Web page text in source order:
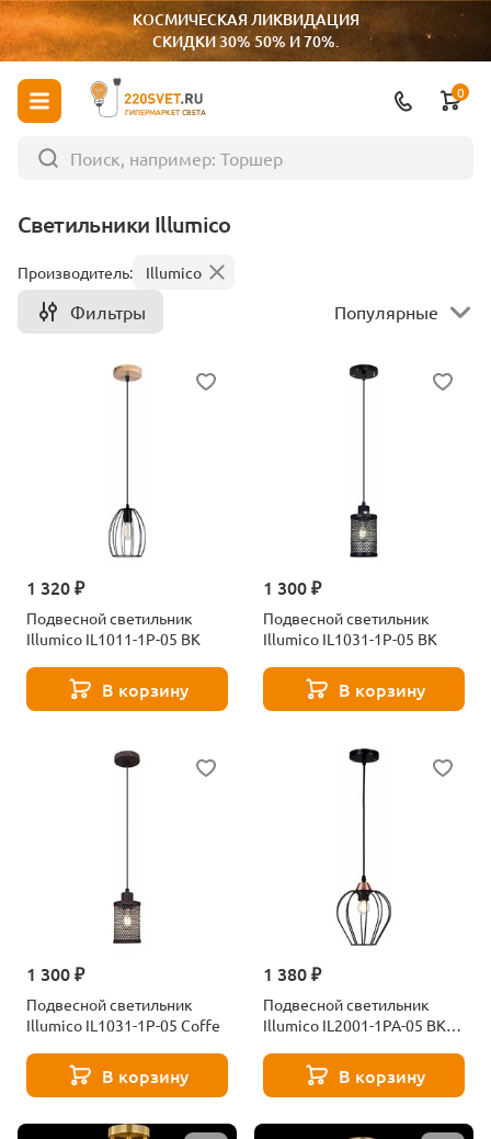
КОСМИЧЕСКАЯ ЛИКВИДАЦИЯ
СКИДКИ 30% 50% И 70%.
ГИПЕРМАРКЕТ СВЕТА
0
Светильники Illumico
Производитель: Illumico
Фильтры Популярные
1 320 ₽
Подвесной светильник
Illumico IL1011-1P-05 BK
В корзину
1 300 ₽
Подвесной светильник
Illumico IL1031-1P-05 BK
В корзину
1 300 ₽
Подвесной светильник
Illumico IL1031-1P-05 Coffe
В корзину
1 380 ₽
Подвесной светильник
Illumico IL2001-1PA-05 BK
В корзину